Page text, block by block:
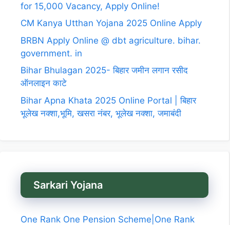
for 15,000 Vacancy, Apply Online!
CM Kanya Utthan Yojana 2025 Online Apply
BRBN Apply Online @ dbt agriculture. bihar.
government. in
Bihar Bhulagan 2025- बिहार जमीन लगान रसीद
ऑनलाइन काटे
Bihar Apna Khata 2025 Online Portal | बिहार
भूलेख नक्शा,भूमि, खसरा नंबर, भूलेख नक्शा, जमाबंदी
Sarkari Yojana
One Rank One Pension Scheme|One Rank